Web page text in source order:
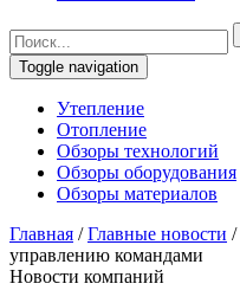
Toggle navigation
Утепление
Отопление
Обзоры технологий
Обзоры оборудования
Обзоры материалов
Главная /Главные новости /
управлению командами
Новости компаний